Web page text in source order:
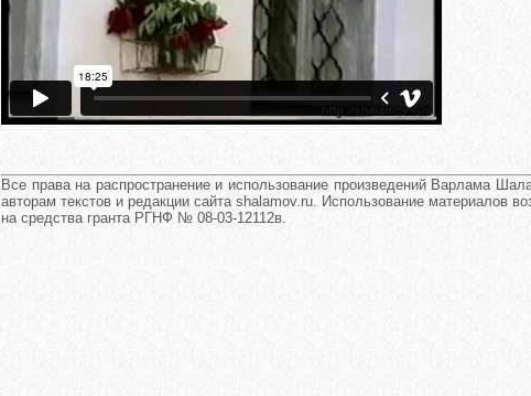
Все права на распространение и использование произведений Варлама
авторам текстов и редакции сайта shalamov.ru. Использование материалов
на средства гранта РГНФ № 08-03-12112в.